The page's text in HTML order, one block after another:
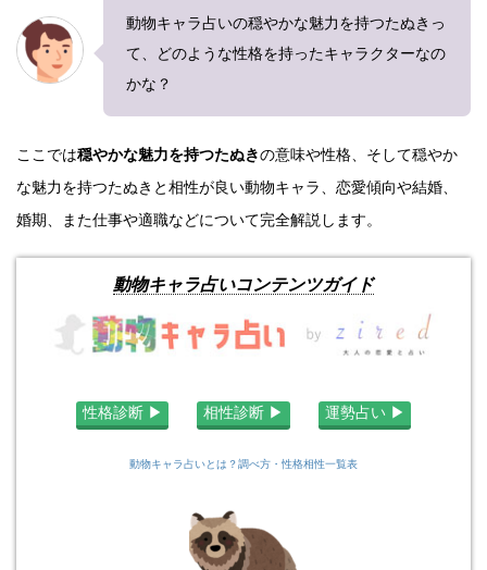
動物キャラ占いの穏やかな魅力を持つたぬきっ
て、どのような性格を持ったキャラクターなの
かな？
ここでは穏やかな魅力を持つたぬきの意味や性格、そして穏やか
な魅力を持つたぬきと相性が良い動物キャラ、恋愛傾向や結婚、
婚期、また仕事や適職などについて完全解説します。
動物キャラ占いコンテンツガイド
性格診断 ▶︎ 相性診断 ▶︎ 運勢占い ▶︎
動物キャラ占いとは？調べ方・性格相性一覧表